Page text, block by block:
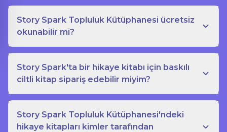
Story Spark Topluluk Kütüphanesi ücretsiz
okunabilir mi?
Story Spark'ta bir hikaye kitabı için baskılı
ciltli kitap sipariş edebilir miyim?
Story Spark Topluluk Kütüphanesi'ndeki
hikaye kitapları kimler tarafından